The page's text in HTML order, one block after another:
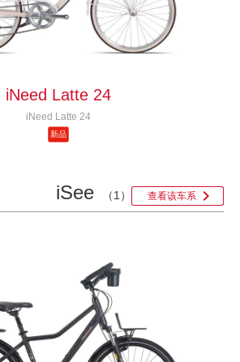
iNeed Latte 24
iNeed Latte 24
新品
iSee （1） 查看该车系 